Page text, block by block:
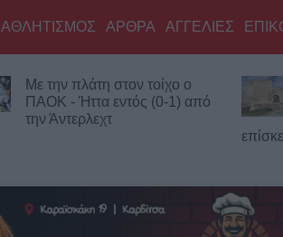
ΑΘΛΗΤΙΣΜΟΣ ΑΡΘΡΑ ΑΓΓΕΛΙΕΣ
Με την πλάτη στον τοίχο ο
ΠΑΟΚ - Ήττα εντός (0-1) από
την Άντερλεχτ